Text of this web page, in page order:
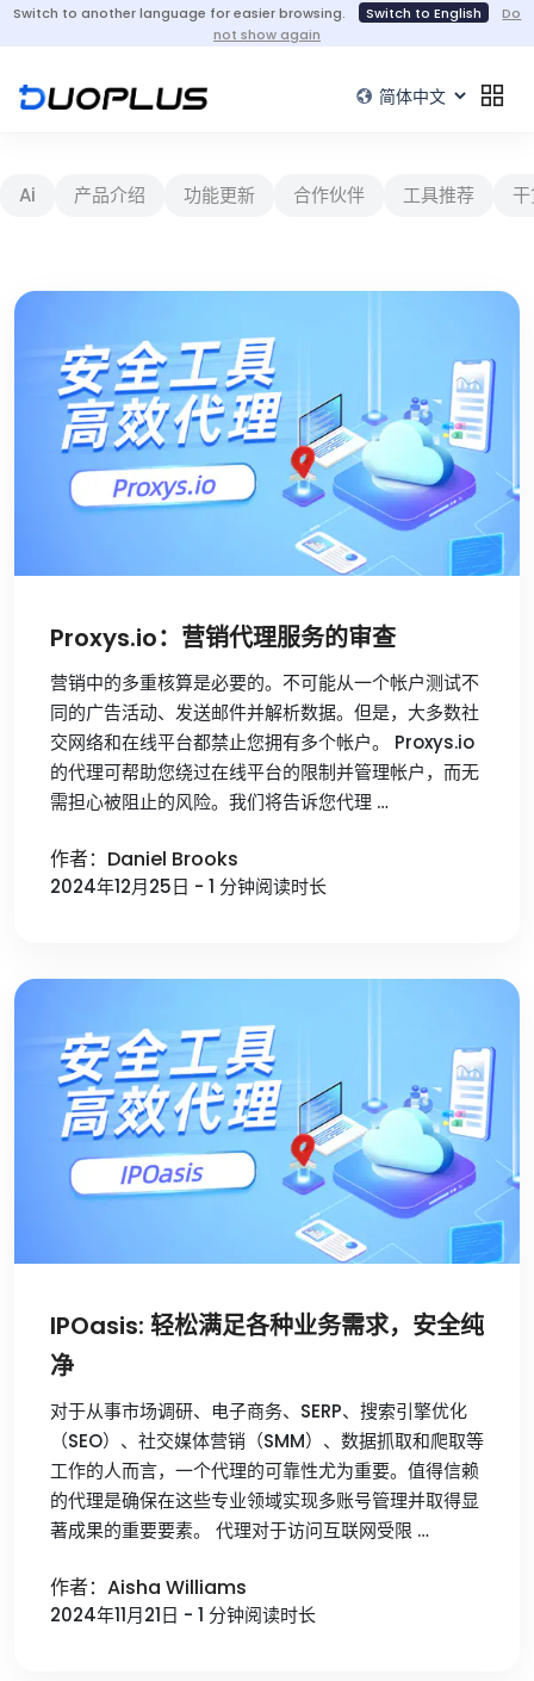
Switch to another language for easier browsing. Switch to English
Do
not show again
Ai 产品介绍 功能更新 合作伙伴 工具推荐
Proxys.io：营销代理服务的审查
营销中的多重核算是必要的。不可能从一个帐户测试不
同的广告活动、发送邮件并解析数据。但是，大多数社
交网络和在线平台都禁止您拥有多个帐户。 Proxys.io
的代理可帮助您绕过在线平台的限制并管理帐户，而无
需担心被阻止的风险。我们将告诉您代理 …
作者：Daniel Brooks
2024年12月25日 - 1 分钟阅读时长
IPOasis: 轻松满足各种业务需求，安全纯
净
对于从事市场调研、电子商务、SERP、搜索引擎优化
（SEO）、社交媒体营销（SMM）、数据抓取和爬取等
工作的人而言，一个代理的可靠性尤为重要。值得信赖
的代理是确保在这些专业领域实现多账号管理并取得显
著成果的重要要素。 代理对于访问互联网受限 …
作者：Aisha Williams
2024年11月21日 - 1 分钟阅读时长